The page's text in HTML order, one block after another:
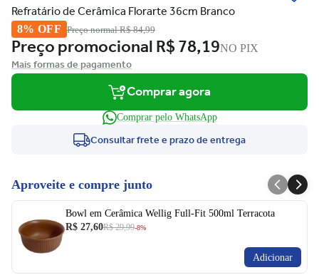
Refratário de Cerâmica Florarte 36cm Branco
8% OFF Preço normalR$ 84,99
Preço promocionalR$ 78,19NO PIX
Mais formas de pagamento
Comprar agora
Comprar pelo WhatsApp
Consultar frete e prazo de entrega
Aproveite e compre junto
Bowl em Cerâmica Wellig Full-Fit 500ml Terracota
R$ 27,60R$ 29,99-8%
Adicionar